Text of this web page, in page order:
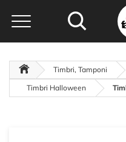
Timbri, Tamponi
Timbri Halloween